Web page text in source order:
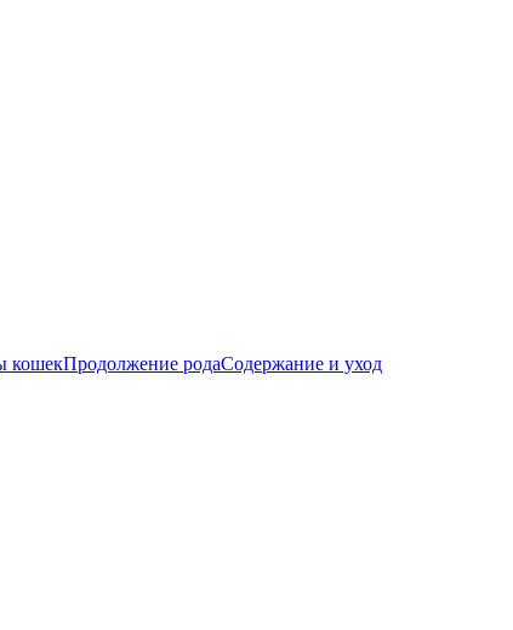
кошекПродолжение родаСодержание и уход